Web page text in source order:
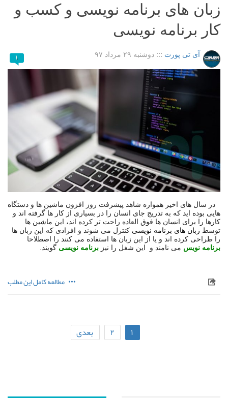
زبان های برنامه نویسی و کسب و
کار برنامه نویسی
آی تی پورت ::: دوشنبه ۲۹ مرداد ۹۷ ۱
در سال های اخیر همواره شاهد پیشرفت روز افزون ماشین ها و دستگاه
هایی بوده اید که به تدریج جای انسان را در بسیاری از کار ها گرفته اند و
کارها را برای انسان ها فوق العاده راحت تر کرده اند، این ماشین ها
توسط زبان های برنامه نویسی کنترل می شوند و افرادی که این زبان ها
را طراحی کرده اند و یا از این زبان ها استفاده می کنند را اصطلاحا
برنامه نویس می نامند و این شغل را نیز برنامه نویسی گویند.
مطالعه کامل این مطلب
۱ ۲ بعدی